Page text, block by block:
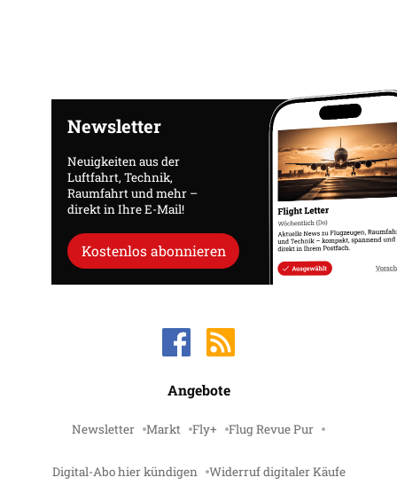
Newsletter
Neuigkeiten aus der
Luftfahrt, Technik,
Raumfahrt und mehr –
direkt in Ihre E-Mail!
Kostenlos abonnieren
Angebote
Newsletter Markt Fly+ Flug Revue Pur
Digital-Abo hier kündigen Widerruf digitaler Käufe